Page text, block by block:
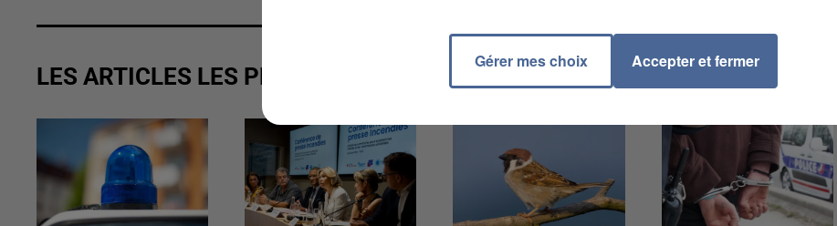
LES ARTICLES LES PLUS VUS
Gérer mes choix Accepter et fermer